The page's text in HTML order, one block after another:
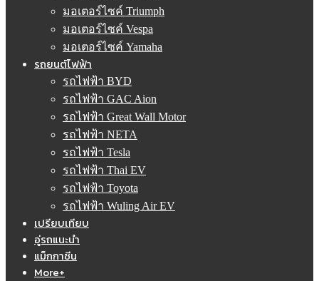
มอเตอร์ไซค์ Triumph
มอเตอร์ไซค์ Vespa
มอเตอร์ไซค์ Yamaha
รถยนต์ไฟฟ้า
รถไฟฟ้า BYD
รถไฟฟ้า GAC Aion
รถไฟฟ้า Great Wall Motor
รถไฟฟ้า NETA
รถไฟฟ้า Tesla
รถไฟฟ้า Thai EV
รถไฟฟ้า Toyota
รถไฟฟ้า Wuling Air EV
เปรียบเทียบ
อู่รถแนะนำ
แม็กกาซีน
More+